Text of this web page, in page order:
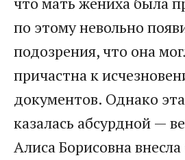
по этому невольно
подозрения, что она
причастна к
документов. Однако
казалась абсурдной —
Алиса Борисовна